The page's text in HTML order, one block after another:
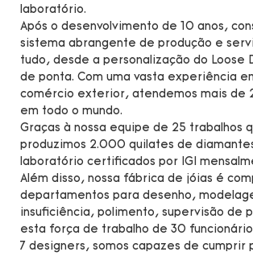
laboratório.
Após o desenvolvimento de 10 anos,
sistema abrangente de produção e
tudo, desde a personalização do Loose
de ponta. Com uma vasta experiência
comércio exterior, atendemos mais de
em todo o mundo.
Graças à nossa equipe de 25 trabalhos
produzimos 2.000 quilates de
laboratório certificados por IGI
Além disso, nossa fábrica de jóias é
departamentos para desenho,
insuficiência, polimento, supervisão de
esta força de trabalho de 30
7 designers, somos capazes de cumprir